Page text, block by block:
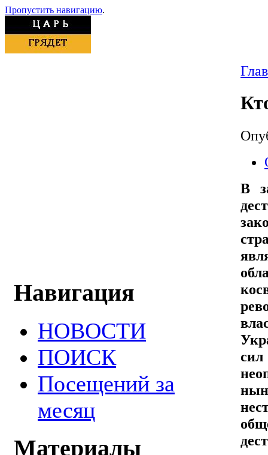
Пропустить навигацию.
Навигация
НОВОСТИ
ПОИСК
Посещений за
месяц
Материалы
В